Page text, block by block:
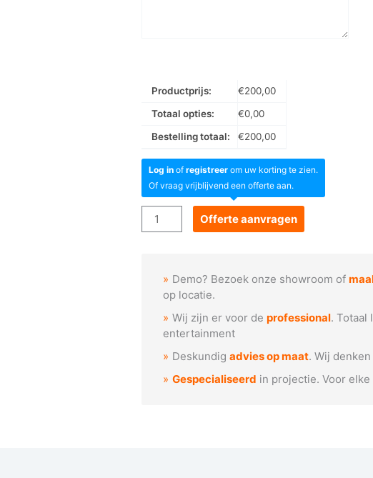
Productprijs: €200,00
Totaal opties:
€0,00
Bestelling totaal:
€200,00
Log in ofregistreer om uw korting te zien.
Of vraag vrijblijvend een offerte aan.
Goboservice
-
cirkel
Offerte aanvragen
Demo? Bezoek onze showroom of
op locatie.
Wij zijn er voor deprofessional. Totaal
entertainment
Deskundigadvies op maat. Wij
Gespecialiseerd in projectie. Voor